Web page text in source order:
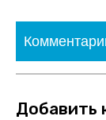
Добавить